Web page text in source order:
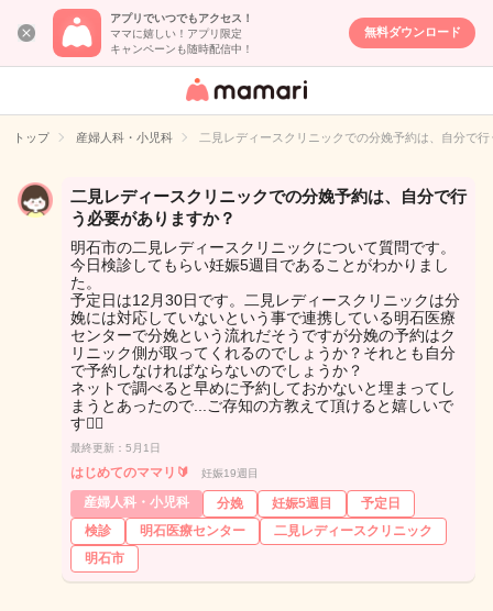
アプリでいつでもアクセス！
ママに嬉しい！アプリ限定
キャンペーンも随時配信中！
無料ダウンロード
女性専用匿名QA
イト
トップ 産婦人科・小児科 二見レディースクリニックでの分娩予約は、自分で
二見レディースクリニックでの分娩予約は、自分で行
う必要がありますか？
明石市の二見レディースクリニックについて質問です。
今日検診してもらい妊娠5週目であることがわかりまし
た。
予定日は12月30日です。二見レディースクリニックは分
娩には対応していないという事で連携している明石医療
センターで分娩という流れだそうですが分娩の予約はク
リニック側が取ってくれるのでしょうか？それとも自分
で予約しなければならないのでしょうか？
ネットで調べると早めに予約しておかないと埋まってし
まうとあったので...ご存知の方教えて頂けると嬉しいで
す🙇‍♀️
最終更新：5月1日
はじめてのママリ🔰 妊娠19週目
産婦人科・小児科 分娩 妊娠5週目
予定日
検診
明石医療センター
二見レディースクリニック
明石市